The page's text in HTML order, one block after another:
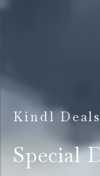
Kindl
Special